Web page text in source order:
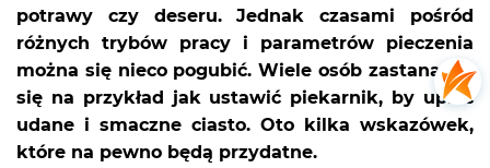
potrawy czy deseru. Jednak czasami pośród
różnych trybów pracy i parametrów pieczenia
można się nieco pogubić. Wiele osób zastanawia
się na przykład jak ustawić piekarnik, by upiec
udane i smaczne ciasto. Oto kilka wskazówek,
które na pewno będą przydatne.